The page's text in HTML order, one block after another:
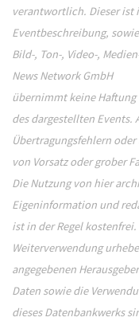
verantwortlich. Dieser ist
Eventbeschreibung,
Bild-, Ton-, Video-,
News Network GmbH
übernimmt keine
des dargestellten Events.
Übertragungsfehlern
von Vorsatz oder grober
Die Nutzung von hier
Eigeninformation und
ist in der Regel
Weiterverwendung
angegebenen
Daten sowie die
dieses Datenbankwerks